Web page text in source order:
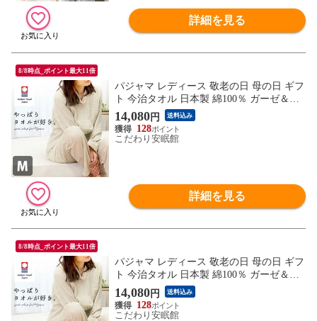
詳細を見る
8/8時点_ポイント最大11倍
パジャマ レディース 敬老の日 母の日 ギフ
ト 今治タオル 日本製 綿100％ ガーゼ＆パ
イル 長袖 長ズボン ルームウエア 婦人パジ
ャマ（160A(M)/無地ベージュ）【A-Z380M
32212BE】
14,080円 送料込み
128
こだわり安眠館
詳細を見る
8/8時点_ポイント最大11倍
パジャマ レディース 敬老の日 母の日 ギフ
ト 今治タオル 日本製 綿100％ ガーゼ＆パ
イル 長袖 長ズボン ルームウエア 婦人パジ
ャマ（170B(LL)/無地ベージュ）【A-Z380L
L32212BE】
14,080円 送料込み
128
こだわり安眠館